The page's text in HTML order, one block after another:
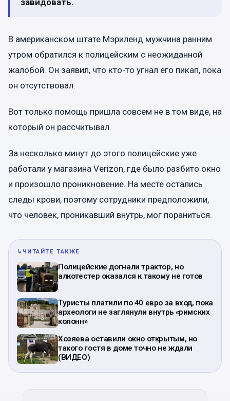
В американском штате Мэриленд мужчина ранним
утром обратился к полицейским с неожиданной
жалобой. Он заявил, что кто-то угнал его пикап, пока
он отсутствовал.
Вот только помощь пришла совсем не в том виде, на
который он рассчитывал.
За несколько минут до этого полицейские уже
работали у магазина Verizon, где было разбито окно
и произошло проникновение. На месте остались
следы крови, поэтому сотрудники предположили,
что человек, проникавший внутрь, мог пораниться.
↳ ЧИТАЙТЕ ТАКЖЕ
Полицейские догнали трактор, но
алкотестер оказался к такому не готов
Туристы платили по 40 евро за вход, пока
археологи не заглянули внутрь «римских
колонн»
Хозяева оставили окно открытым, но
такого гостя в доме точно не ждали
(ВИДЕО)